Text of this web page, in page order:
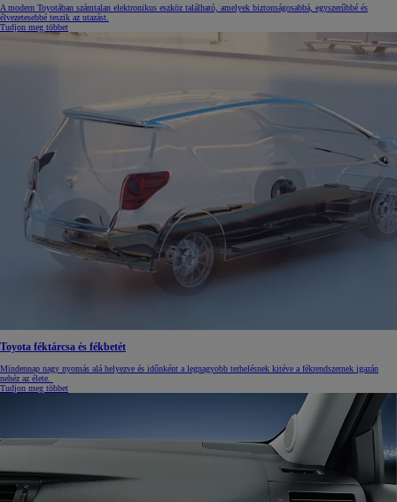
A modern Toyotában számtalan elektronikus eszköz található, amelyek biztonságosabbá, egyszerűbbé és
élvezetesebbé teszik az utazást.
Tudjon meg többet
Toyota féktárcsa és fékbetét
Mindennap nagy nyomás alá helyezve és időnként a legnagyobb terhelésnek kitéve a fékrendszernek igazán
nehéz az élete.
Tudjon meg többet